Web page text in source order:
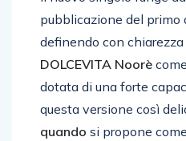
pubblicazione del primo
definendo con chiarezza
DOLCEVITA Noorè
dotata di una forte
questa versione così
quando si propone